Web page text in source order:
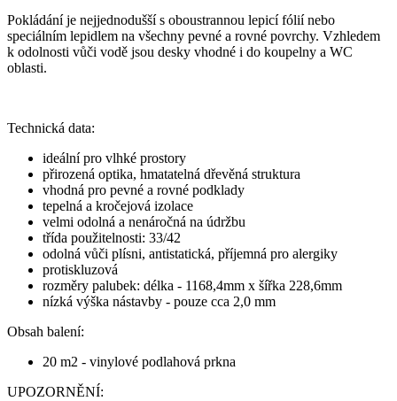
Pokládání je nejjednodušší s oboustrannou lepicí fólií nebo
speciálním lepidlem na všechny pevné a rovné povrchy. Vzhledem
k odolnosti vůči vodě jsou desky vhodné i do koupelny a WC
oblasti.
Technická data:
ideální pro vlhké prostory
přirozená optika, hmatatelná dřevěná struktura
vhodná pro pevné a rovné podklady
tepelná a kročejová izolace
velmi odolná a nenáročná na údržbu
třída použitelnosti: 33/42
odolná vůči plísni, antistatická, příjemná pro alergiky
protiskluzová
rozměry palubek: délka - 1168,4mm x šířka 228,6mm
nízká výška nástavby - pouze cca 2,0 mm
Obsah balení:
20 m2 - vinylové podlahová prkna
UPOZORNĚNÍ: